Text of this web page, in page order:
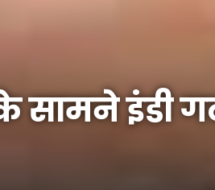
सामने इंडी